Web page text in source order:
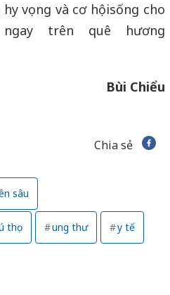
vọng và cơ hộisống cho
trên quê hương
Bùi Chiểu
Chia sẻ
sâu
thọ ung thư y tế